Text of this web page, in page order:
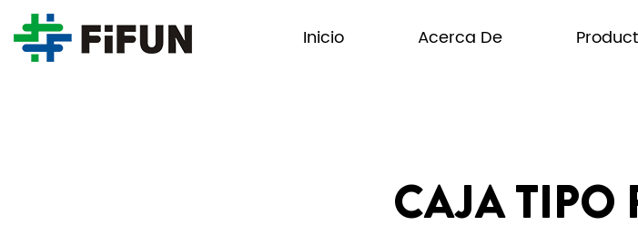
Inicio Acerca De
CAJA TIPO